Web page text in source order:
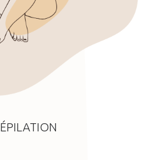
ÉPILATION